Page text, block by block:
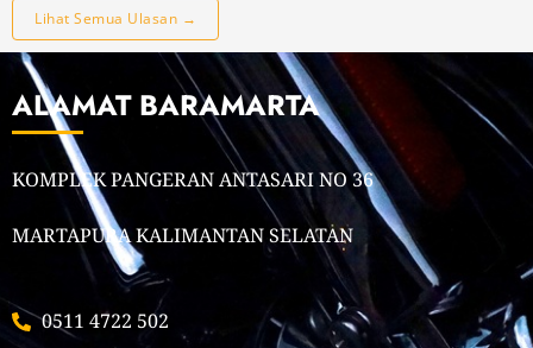
Lihat Semua Ulasan →
ALAMAT BARAMARTA
KOMPLEK PANGERAN ANTASARI NO 36
MARTAPURA KALIMANTAN SELATAN
0511 4722 502